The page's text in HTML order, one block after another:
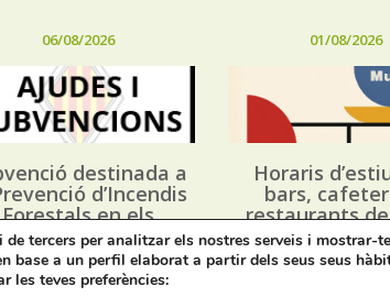
06/08/2026
destinada a
d’Incendis
Forestals en els
Municipis de la
d’Alacant, i
dels Plans
01/08/2026
Horaris
bars,
restaurants
tercers per analitzar els nostres serveis i mostrar-
base a un perfil elaborat a partir dels seus seus
les teves preferències: